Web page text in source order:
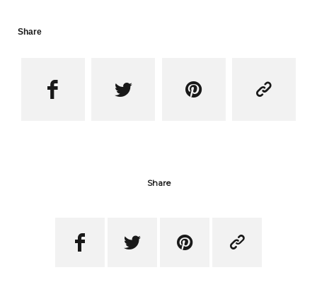
Share
   
Share
   